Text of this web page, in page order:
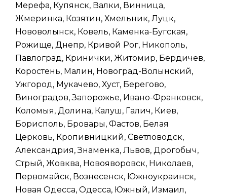
Мерефа, Купянск, Валки, Винница,
Жмеринка, Козятин, Хмельник, Луцк,
Нововолынск, Ковель, Каменка-Бугская,
Рожище, Днепр, Кривой Рог, Никополь,
Павлоград, Кринички, Житомир, Бердичев,
Коростень, Малин, Новоград-Волынский,
Ужгород, Мукачево, Хуст, Берегово,
Виноградов, Запорожье, Ивано-Франковск,
Коломыя, Долина, Калуш, Галич, Киев,
Борисполь, Бровары, Фастов, Белая
Церковь, Кропивницкий, Светловодск,
Александрия, Знаменка, Львов, Дрогобыч,
Стрый, Жовква, Новояворовск, Николаев,
Первомайск, Вознесенск, Южноукраинск,
Новая Одесса, Одесса, Южный, Измаил,